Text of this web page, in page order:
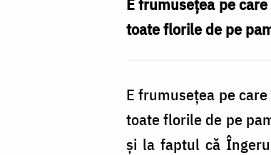
toate florile de pe
E frumusețea pe
toate florile de pe
și la faptul că